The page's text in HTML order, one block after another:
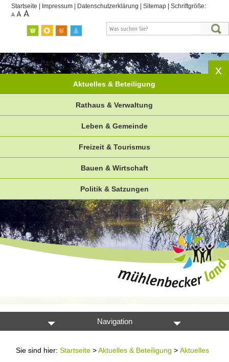
Startseite Impressum Datenschutzerklärung |Sitemap |Schriftgröße:
Aktuelles & Beteiligung
Rathaus & Verwaltung
Leben & Gemeinde
Freizeit & Tourismus
Bauen & Wirtschaft
Politik & Satzungen
Navigation
Sie sind hier:Startseite >Aktuelles & Beteiligung >Aktuelles